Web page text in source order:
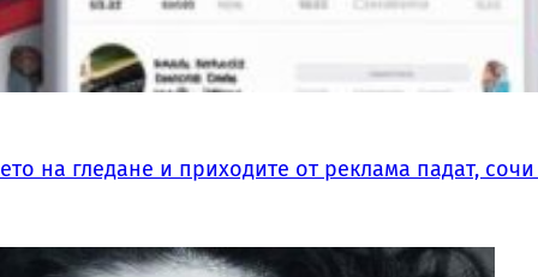
на гледане и приходите от реклама падат,